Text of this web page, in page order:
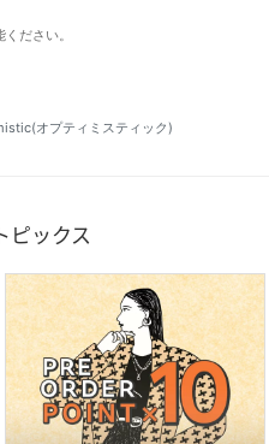
ださい。
オプティミスティック)
ピックス